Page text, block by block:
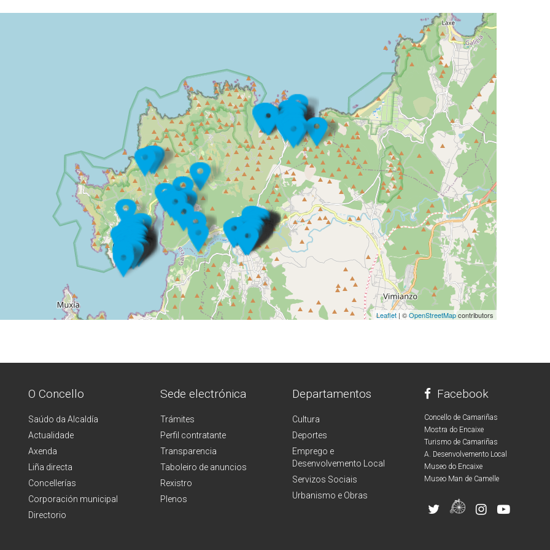
Leaflet | ©OpenStreetMapcontributors
O Concello
Saúdo da Alcaldía
Actualidade
Axenda
Liña directa
Concellerías
Corporación municipal
Directorio
Sede electrónica
Trámites
Perfil contratante
Transparencia
Taboleiro de anuncios
Rexistro
Plenos
Departamentos
Cultura
Deportes
Emprego e
Desenvolvemento Local
Servizos Sociais
Urbanismo e Obras
Facebook
Concello de Camariñas
Mostra do Encaixe
Turismo de Camariñas
A. Desenvolvemento Local
Museo do Encaixe
Museo Man de Camelle